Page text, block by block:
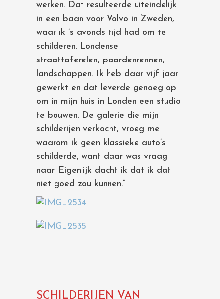
werken. Dat resulteerde uiteindelijk
in een baan voor Volvo in Zweden,
waar ik ’s avonds tijd had om te
schilderen. Londense
straattaferelen, paardenrennen,
landschappen. Ik heb daar vijf jaar
gewerkt en dat leverde genoeg op
om in mijn huis in Londen een studio
te bouwen. De galerie die mijn
schilderijen verkocht, vroeg me
waarom ik geen klassieke auto’s
schilderde, want daar was vraag
naar. Eigenlijk dacht ik dat ik dat
niet goed zou kunnen.”
SCHILDERIJEN VAN